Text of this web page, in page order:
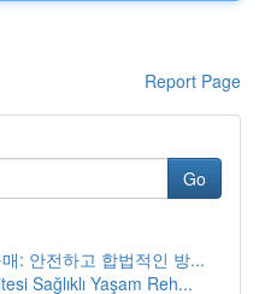
Report Page
Go
: 안전하고 합법적인 방...
Sağlıklı Yaşam Reh...